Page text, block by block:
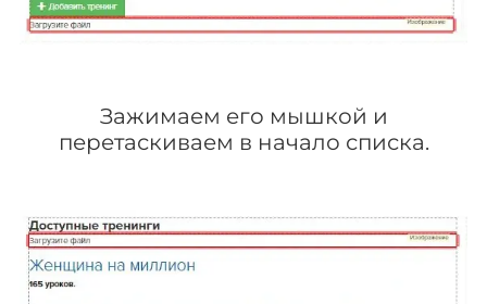
Зажимаем его мышкой и
перетаскиваем в начало списка.